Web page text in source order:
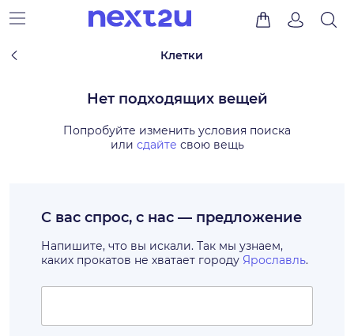
Клетки
Нет подходящих вещей
Попробуйте изменить условия поиска
или сдайте свою вещь
С вас спрос, с нас — предложение
Напишите, что вы искали. Так мы узнаем,
каких прокатов не хватает городу Ярославль.